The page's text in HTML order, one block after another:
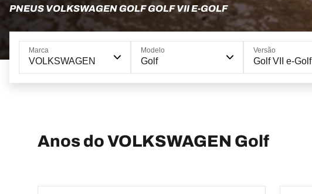
PNEUS VOLKSWAGEN GOLF GOLF VII E-GOLF
Marca
VOLKSWAGEN
Modelo
Golf
Versão
Golf VII e-Golf
Anos do VOLKSWAGEN Golf